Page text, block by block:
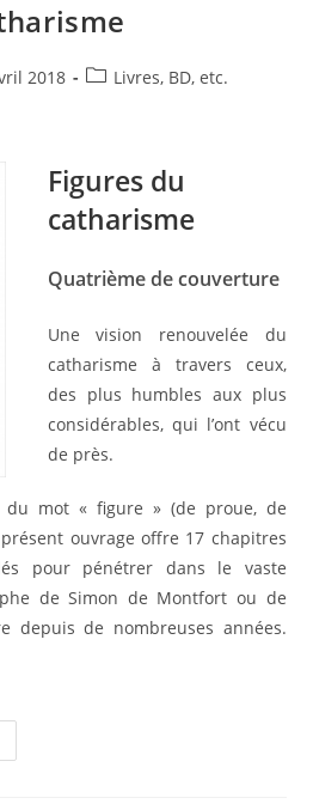
2018
PostLivres, BD, etc.
Figures du
catharisme
Quatrième de couverture
Une vision renouvelée du
catharisme à travers ceux,
des plus humbles aux plus
considérables, qui l’ont vécu
de près.
du mot « figure » (de proue, de
ouvrage offre 17 chapitres
pour pénétrer dans le vaste
de Simon de Montfort ou de
depuis de nombreuses années.